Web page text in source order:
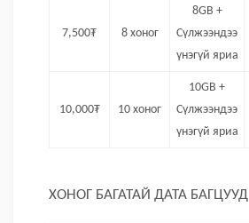
7,500₮ 8 хоног
8GB +
Сүлжээндээ
үнэгүй яриа
10,000₮ 10 хоног
10GB +
Сүлжээндээ
үнэгүй яриа
ХОНОГ БАГАТАЙ ДАТА БАГЦУУД